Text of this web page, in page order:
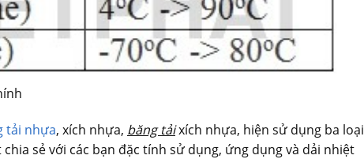
tải nhựa, xích nhựa, băng tảixích nhựa, hiện sử dụng ba loại
chia sẻ với các bạn đặc tính sử dụng, ứng dụng và dải nhiệt